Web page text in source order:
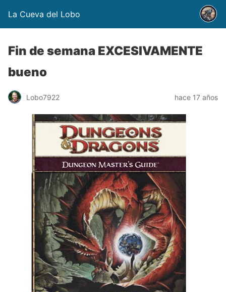
La Cueva del Lobo
Fin de semana EXCESIVAMENTE
bueno
Lobo7922 hace 17 años